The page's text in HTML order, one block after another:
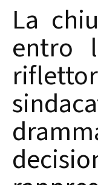
La
entro